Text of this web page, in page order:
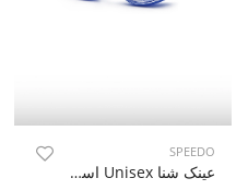
SPEEDO
عینک شنا Unisex اسپیدو Aqua Vision U